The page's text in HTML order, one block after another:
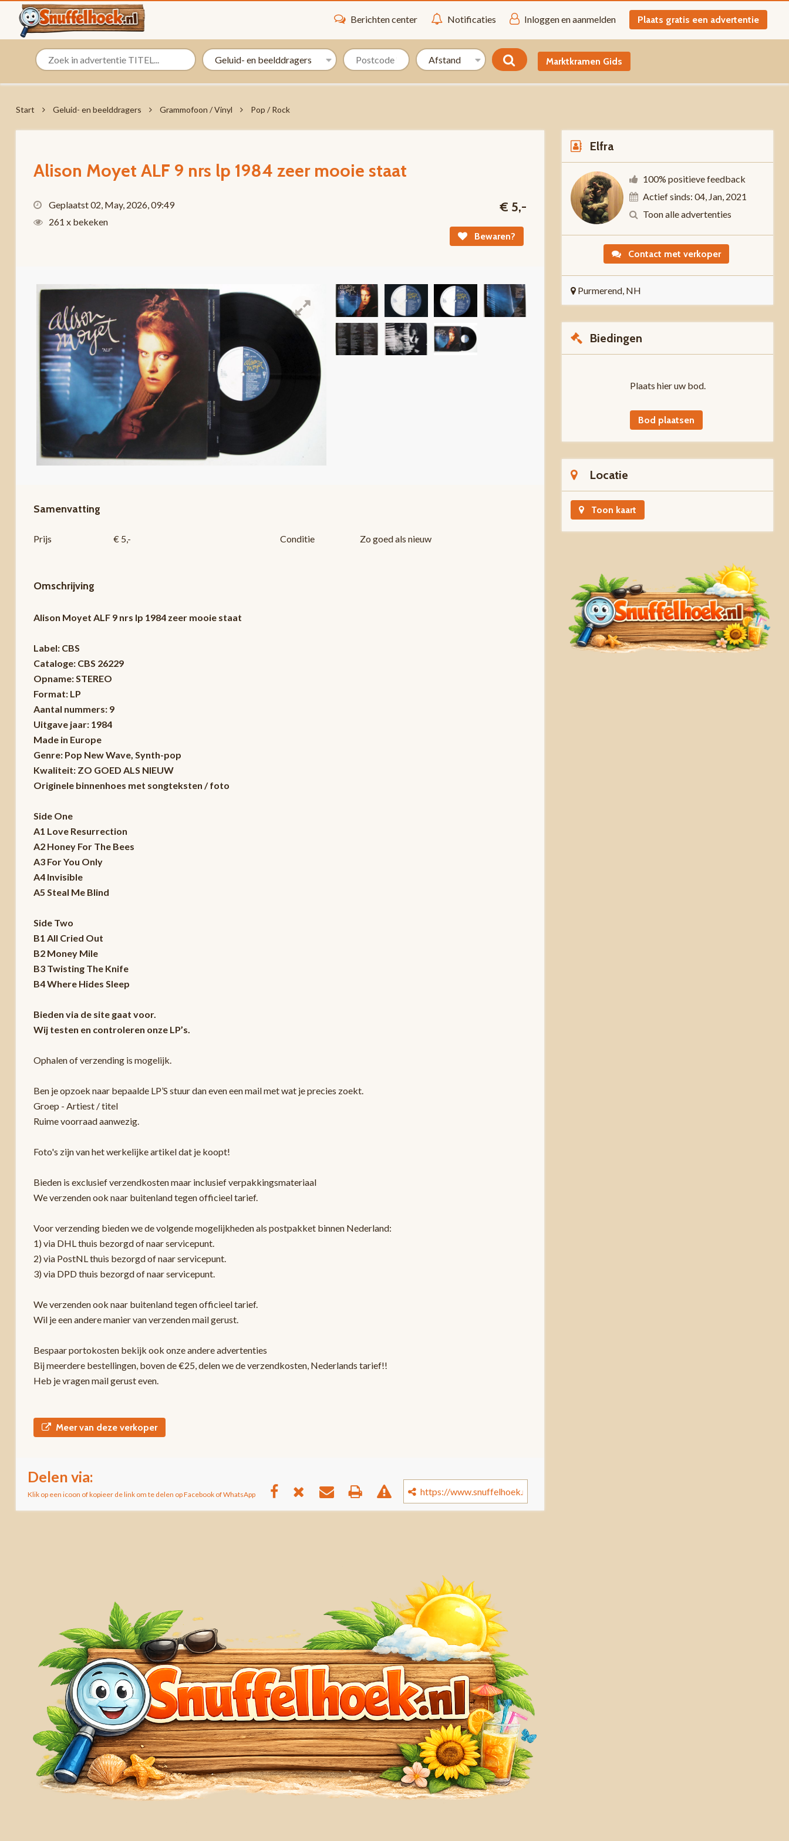
Berichten center Notificaties Inloggen en aanmelden Plaats gratis een advertentie
Marktkramen Gids
Start Geluid- en beelddragers Grammofoon / Vinyl Pop / Rock
Alison Moyet ALF 9 nrs lp 1984 zeer mooie staat
Geplaatst 02, May, 2026, 09:49
261 x bekeken
€ 5,-
Bewaren?
Samenvatting
Prijs € 5,- Conditie Zo goed als nieuw
Omschrijving
Alison Moyet ALF 9 nrs lp 1984 zeer mooie staat
Label: CBS
Cataloge: CBS 26229
Opname: STEREO
Format: LP
Aantal nummers: 9
Uitgave jaar: 1984
Made in Europe
Genre: Pop New Wave, Synth-pop
Kwaliteit: ZO GOED ALS NIEUW
Originele binnenhoes met songteksten / foto
Side One
A1 Love Resurrection
A2 Honey For The Bees
A3 For You Only
A4 Invisible
A5 Steal Me Blind
Side Two
B1 All Cried Out
B2 Money Mile
B3 Twisting The Knife
B4 Where Hides Sleep
Bieden via de site gaat voor.
Wij testen en controleren onze LP’s.
Ophalen of verzending is mogelijk.
Ben je opzoek naar bepaalde LP’S stuur dan even een mail met wat je precies zoekt.
Groep - Artiest / titel
Ruime voorraad aanwezig.
Foto's zijn van het werkelijke artikel dat je koopt!
Bieden is exclusief verzendkosten maar inclusief verpakkingsmateriaal
We verzenden ook naar buitenland tegen officieel tarief.
Voor verzending bieden we de volgende mogelijkheden als postpakket binnen Nederland:
1) via DHL thuis bezorgd of naar servicepunt.
2) via PostNL thuis bezorgd of naar servicepunt.
3) via DPD thuis bezorgd of naar servicepunt.
We verzenden ook naar buitenland tegen officieel tarief.
Wil je een andere manier van verzenden mail gerust.
Bespaar portokosten bekijk ook onze andere advertenties
Bij meerdere bestellingen, boven de €25, delen we de verzendkosten, Nederlands tarief!!
Heb je vragen mail gerust even.
Meer van deze verkoper
Delen via:
Klik op een icoon of kopieer de link om te delen op Facebook of WhatsApp
Elfra
100% positieve feedback
Actief sinds: 04, Jan, 2021
Toon alle advertenties
Contact met verkoper
Purmerend, NH
Biedingen
Plaats hier uw bod.
Bod plaatsen
Locatie
Toon kaart